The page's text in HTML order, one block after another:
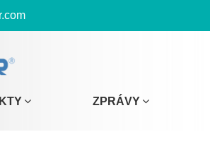
ZPRÁVY